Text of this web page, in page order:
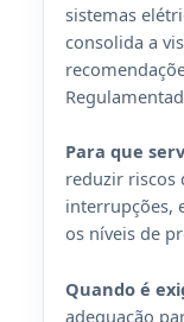
sistemas
consolida a
Para que
reduzir riscos
interrupções,
os níveis de
Quando é
adequação